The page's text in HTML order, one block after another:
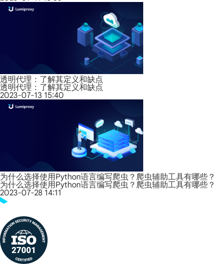
透明代理：了解其定义和缺点
透明代理：了解其定义和缺点
2023-07-13 15:40
为什么选择使用Python语言编写爬虫？爬虫辅助工具有哪些？
为什么选择使用Python语言编写爬虫？爬虫辅助工具有哪些？
2023-07-28 14:11